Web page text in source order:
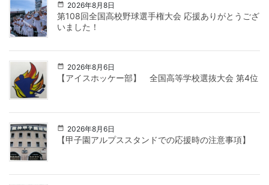
2026年8月8日
第108回全国高校野球選手権大会 応援ありがとうござ
いました！
2026年8月6日
【アイスホッケー部】 全国高等学校選抜大会 第4位
2026年8月6日
【甲子園アルプススタンドでの応援時の注意事項】